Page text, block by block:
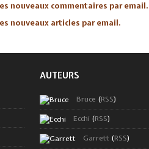
nouveaux commentaires par email.
nouveaux articles par email.
AUTEURS
Bruce (RSS)
Ecchi (RSS)
Garrett (RSS)